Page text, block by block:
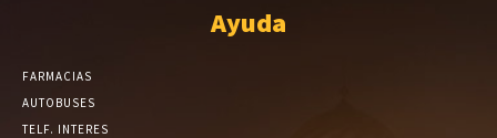
Ayuda
FARMACIAS
AUTOBUSES
TELF. INTERES